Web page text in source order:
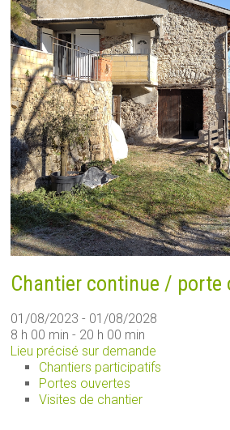
Chantier continue / porte
01/08/2023 - 01/08/2028
8 h 00 min - 20 h 00 min
Lieu précisé sur demande
Chantiers participatifs
Portes ouvertes
Visites de chantier